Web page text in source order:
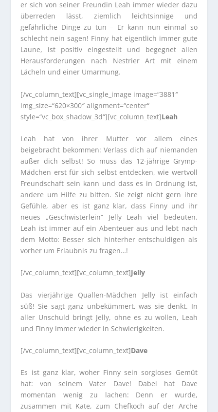
er sich von seiner Freundin Leah immer wieder dazu
überreden lässt, ziemlich leichtsinnige und
gefährliche Dinge zu tun – Er kann nun einmal so
schlecht nein sagen! Finny hat eigentlich immer gute
Laune, ist positiv eingestellt und begegnet allen
Herausforderungen nach Nestrier Art mit einem
Lächeln und einer Umarmung.
[/vc_column_text][vc_single_image image=“3881″
img_size=“620×300″ alignment=“center“
style=“vc_box_shadow_3d“][vc_column_text]Leah
Leah hat von ihrer Mutter vor allem eines
beigebracht bekommen: Verlass dich auf niemanden
außer dich selbst! So muss das 12-jährige Grymp-
Mädchen erst für sich selbst entdecken, wie wertvoll
Freundschaft sein kann und dass es in Ordnung ist,
andere um Hilfe zu bitten. Sie zeigt nicht gern ihre
Gefühle, aber es ist ganz klar, dass Finny und ihr
neues „Geschwisterlein“ Jelly Leah viel bedeuten.
Leah ist immer auf ein Abenteuer aus und lebt nach
dem Motto: Besser sich hinterher entschuldigen als
vorher um Erlaubnis zu fragen…!
[/vc_column_text][vc_column_text]Jelly
Das vierjährige Quallen-Mädchen Jelly ist einfach
süß! Sie sagt ganz unbekümmert, was sie denkt. In
aller Unschuld bringt Jelly, ohne es zu wollen, Leah
und Finny immer wieder in Schwierigkeiten.
[/vc_column_text][vc_column_text]Dave
Es ist ganz klar, woher Finny sein sorgloses Gemüt
hat: von seinem Vater Dave! Dabei hat Dave
momentan wenig zu lachen: Denn er wurde,
zusammen mit Kate, zum Chefkoch auf der Arche